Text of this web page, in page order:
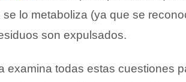
lo metaboliza (ya que se
son expulsados.
examina todas estas cuestiones